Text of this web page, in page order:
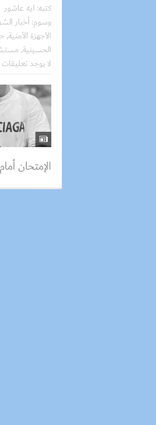
كتبه: ايه عاشور
وسوم: أخبار
الأجهزة الأمنية,
الحسينية,
لا يوجد تعليقات
الإمتحان